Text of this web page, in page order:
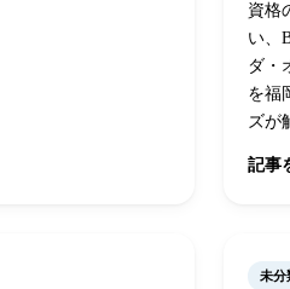
資格
い、
ダ・
を福
ズが
記事
未分